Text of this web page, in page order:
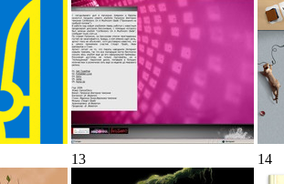
13 14